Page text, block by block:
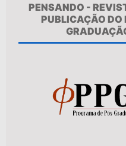
PENSANDO -
PUBLICAÇÃO DO